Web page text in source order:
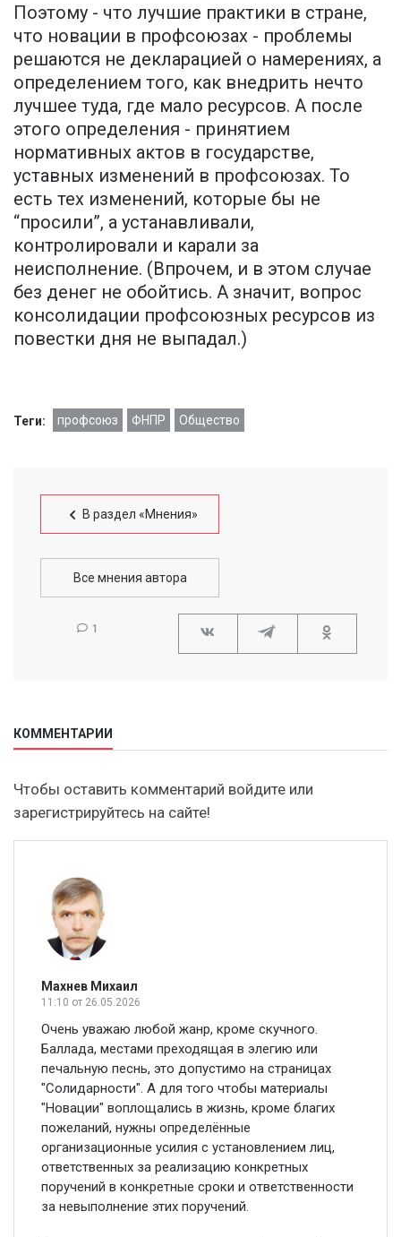
Поэтому - что лучшие практики в стране,
что новации в профсоюзах - проблемы
решаются не декларацией о намерениях, а
определением того, как внедрить нечто
лучшее туда, где мало ресурсов. А после
этого определения - принятием
нормативных актов в государстве,
уставных изменений в профсоюзах. То
есть тех изменений, которые бы не
“просили”, а устанавливали,
контролировали и карали за
неисполнение. (Впрочем, и в этом случае
без денег не обойтись. А значит, вопрос
консолидации профсоюзных ресурсов из
повестки дня не выпадал.)
Теги: профсоюз ФНПР Общество
В раздел «Мнения»
Все мнения автора
1
КОММЕНТАРИИ
Чтобы оставить комментарий войдите или
зарегистрируйтесь на сайте!
Махнев Михаил
11:10 от 26.05.2026
Очень уважаю любой жанр, кроме скучного.
Баллада, местами преходящая в элегию или
печальную песнь, это допустимо на страницах
"Солидарности". А для того чтобы материалы
"Новации" воплощались в жизнь, кроме благих
пожеланий, нужны определённые
организационные усилия с установлением лиц,
ответственных за реализацию конкретных
поручений в конкретные сроки и ответственности
за невыполнение этих поручений.